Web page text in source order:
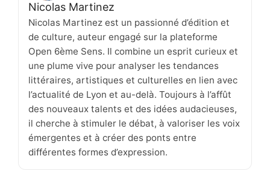
Nicolas Martinez
Nicolas Martinez est un passionné d’édition et
de culture, auteur engagé sur la plateforme
Open 6ème Sens. Il combine un esprit curieux et
une plume vive pour analyser les tendances
littéraires, artistiques et culturelles en lien avec
l’actualité de Lyon et au-delà. Toujours à l’affût
des nouveaux talents et des idées audacieuses,
il cherche à stimuler le débat, à valoriser les voix
émergentes et à créer des ponts entre
différentes formes d’expression.